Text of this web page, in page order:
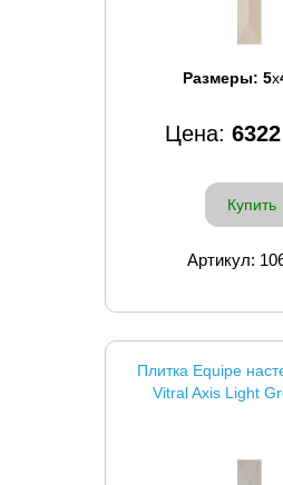
Размеры: 5x
Цена: 6322
Купить
Артикул:
Плитка Equipe
Vitral Axis Light